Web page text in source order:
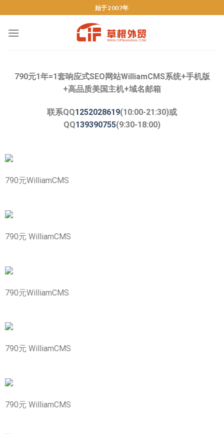
始于2007年
790元1年=1套响应式SEO网站WilliamCMS系统+手机版
+高品质美国主机+域名邮箱
联系QQ1252028619(10:00-21:30)或
QQ139390755(9:30-18:00)
790元WilliamCMS
790元 WilliamCMS
790元WilliamCMS
790元 WilliamCMS
790元 WilliamCMS